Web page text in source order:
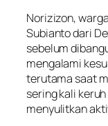
Norizizon,
Subianto dari
sebelum
mengalami
terutama saat
sering kali
menyulitkan